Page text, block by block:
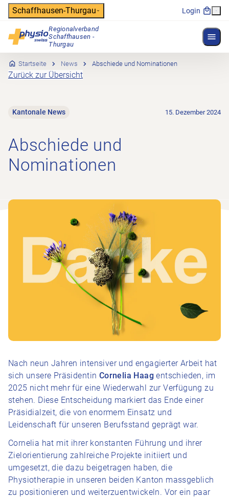
Header
Schaffhausen-Thurgau Login
Regionalverband
Schaffhausen -
Thurgau
Hauptnavigation
Startseite News Abschiede und Nominationen
Zurück zur Übersicht
Kantonale News 15. Dezember 2024
Abschiede und
Nominationen
Nach neun Jahren intensiver und engagierter Arbeit hat
sich unsere Präsidentin Cornelia Haag entschieden, im
2025 nicht mehr für eine Wiederwahl zur Verfügung zu
stehen. Diese Entscheidung markiert das Ende einer
Präsidialzeit, die von enormem Einsatz und
Leidenschaft für unseren Berufsstand geprägt war.
Cornelia hat mit ihrer konstanten Führung und ihrer
Zielorientierung zahlreiche Projekte initiiert und
umgesetzt, die dazu beigetragen haben, die
Physiotherapie in unseren beiden Kanton massgeblich
zu positionieren und weiterzuentwickeln. Vor ein paar